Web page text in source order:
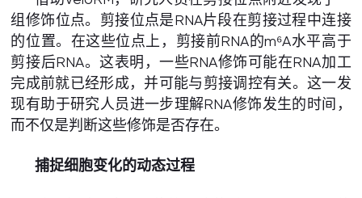
组修饰位点。剪接位点是RNA片段在剪接过程中连接
的位置。在这些位点上，剪接前RNA的m⁶A水平高于
剪接后RNA。这表明，一些RNA修饰可能在RNA加工
完成前就已经形成，并可能与剪接调控有关。这一发
现有助于研究人员进一步理解RNA修饰发生的时间，
而不仅是判断这些修饰是否存在。
捕捉细胞变化的动态过程